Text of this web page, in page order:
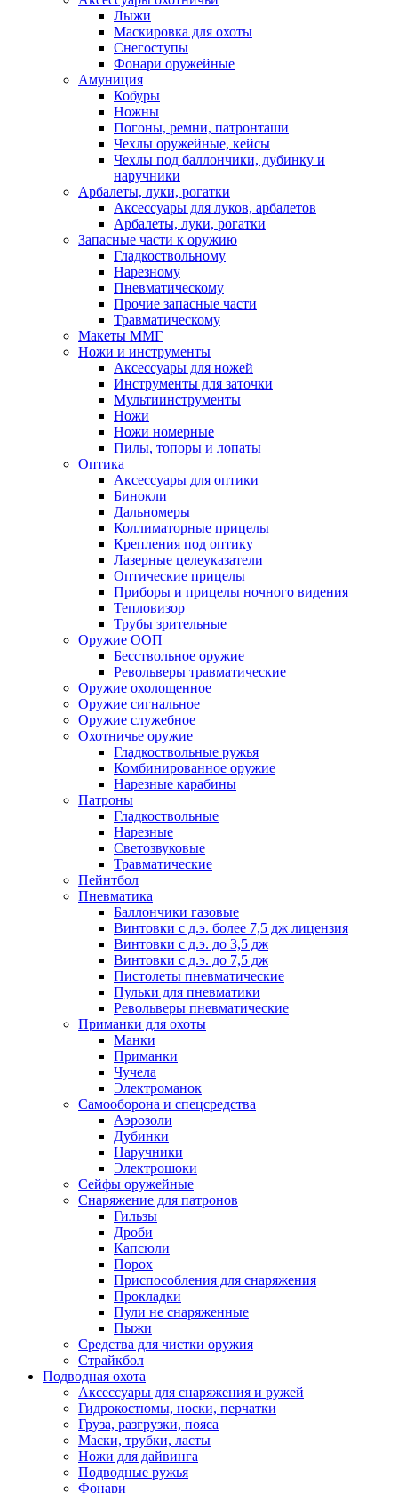
Лыжи
Маскировка для охоты
Снегоступы
Фонари оружейные
Амуниция
Кобуры
Ножны
Погоны, ремни, патронташи
Чехлы оружейные, кейсы
Чехлы под баллончики, дубинку и
наручники
Арбалеты, луки, рогатки
Аксессуары для луков, арбалетов
Арбалеты, луки, рогатки
Запасные части к оружию
Гладкоствольному
Нарезному
Пневматическому
Прочие запасные части
Травматическому
Макеты ММГ
Ножи и инструменты
Аксессуары для ножей
Инструменты для заточки
Мультиинструменты
Ножи
Ножи номерные
Пилы, топоры и лопаты
Оптика
Аксессуары для оптики
Бинокли
Дальномеры
Коллиматорные прицелы
Крепления под оптику
Лазерные целеуказатели
Оптические прицелы
Приборы и прицелы ночного видения
Тепловизор
Трубы зрительные
Оружие ООП
Бесствольное оружие
Револьверы травматические
Оружие охолощенное
Оружие сигнальное
Оружие служебное
Охотничье оружие
Гладкоствольные ружья
Комбинированное оружие
Нарезные карабины
Патроны
Гладкоствольные
Нарезные
Светозвуковые
Травматические
Пейнтбол
Пневматика
Баллончики газовые
Винтовки с д.э. более 7,5 дж лицензия
Винтовки с д.э. до 3,5 дж
Винтовки с д.э. до 7,5 дж
Пистолеты пневматические
Пульки для пневматики
Револьверы пневматические
Приманки для охоты
Манки
Приманки
Чучела
Электроманок
Самооборона и спецсредства
Аэрозоли
Дубинки
Наручники
Электрошоки
Сейфы оружейные
Снаряжение для патронов
Гильзы
Дроби
Капсюли
Порох
Приспособления для снаряжения
Прокладки
Пули не снаряженные
Пыжи
Средства для чистки оружия
Страйкбол
Подводная охота
Аксессуары для снаряжения и ружей
Гидрокостюмы, носки, перчатки
Груза, разгрузки, пояса
Маски, трубки, ласты
Ножи для дайвинга
Подводные ружья
Фонари